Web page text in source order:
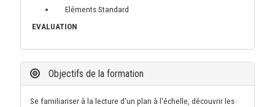
Eléments Standard
EVALUATION
Objectifs de la formation
Se familiariser à la lecture d'un plan à l'échelle, découvrir les